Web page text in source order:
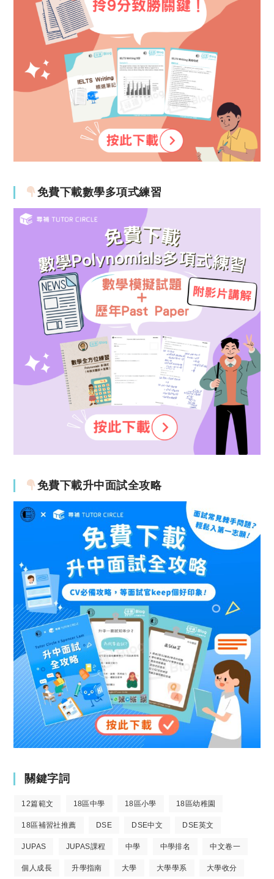
免費下載數學多項式練習
免費下載升中面試全攻略
關鍵字詞
12篇範文 18區中學 18區小學 18區幼稚園
18區補習社推薦 DSE DSE中文 DSE英文
JUPAS JUPAS課程 中學 中學排名 中文卷一
個人成長 升學指南 大學 大學學系 大學收分